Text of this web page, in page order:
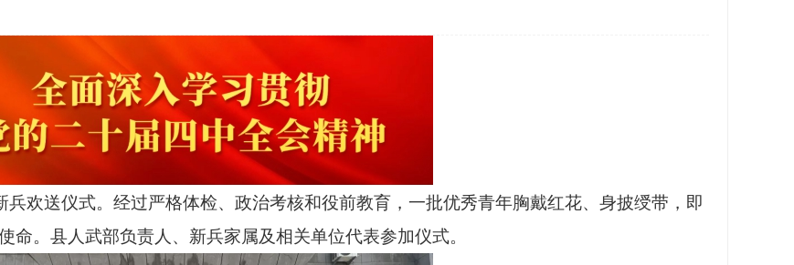
兵欢送仪式。经过严格体检、政治考核和役前教育，一批优秀青年胸戴红花、身披绶带，即
。县人武部负责人、新兵家属及相关单位代表参加仪式。